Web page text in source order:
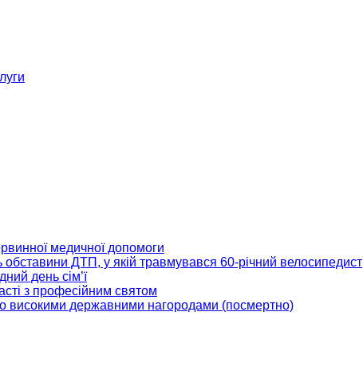
медичної допомоги
ДТП, у якій травмувався 60-річний велосипедист
день сім’ї
з професійним святом
високими державними нагородами (посмертно)